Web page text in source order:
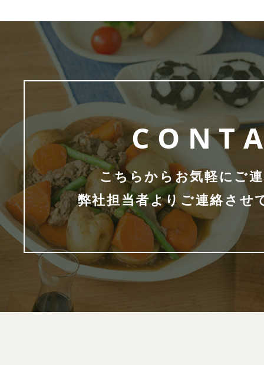
こちらからお気軽にご
弊社担当者よりご連絡させ